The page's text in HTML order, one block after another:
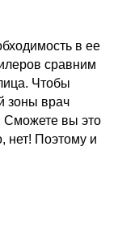
в ее
сравним
Чтобы
зоны врач
Сможете вы это
нет! Поэтому и